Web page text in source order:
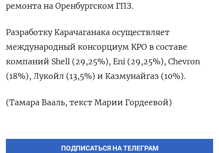
ремонта на Оренбургском ГПЗ.
Разработку Карачаганака осуществляет
международный консорциум KPO в составе
компаний Shell (29,25%), Eni (29,25%), Chevron
(18%), Лукойл (13,5%) и Казмунайгаз (10%).
(Тамара Вааль, текст Марии Гордеевой)
ПОДПИСАТЬСЯ НА ТЕЛЕГРАМ